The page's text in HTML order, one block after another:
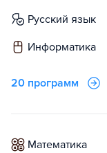
русский язык
информатика
20 программ
математика